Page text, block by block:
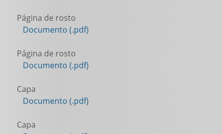
Página de rosto
Documento (.pdf)
Página de rosto
Documento (.pdf)
Capa
Documento (.pdf)
Capa